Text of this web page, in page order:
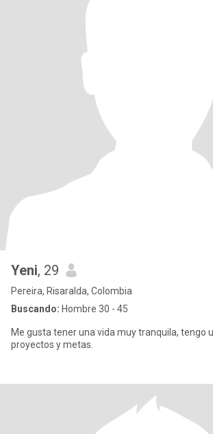
Yeni, 29
Pereira, Risaralda, Colombia
Buscando: Hombre 30 - 45
Me gusta tener una vida muy tranquila, tengo
proyectos y metas.